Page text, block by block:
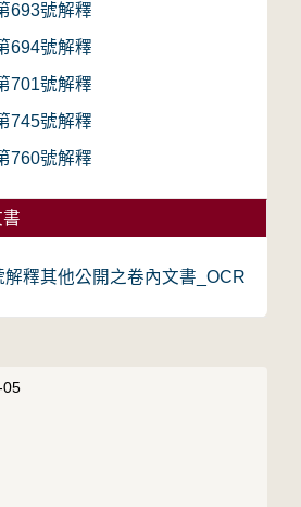
693號解釋
694號解釋
701號解釋
745號解釋
760號解釋
解釋其他公開之卷內文書_OCR
05